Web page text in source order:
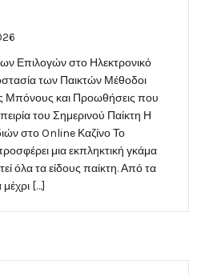
Επιλογών στο Ηλεκτρονικό
των Παικτών Μέθοδοι
Μπόνους και Προωθήσεις που
του Σημερινού Παίκτη Η
στο Online Καζίνο Το
μια εκπληκτική γκάμα
όλα τα είδους παίκτη. Από τα
[…]